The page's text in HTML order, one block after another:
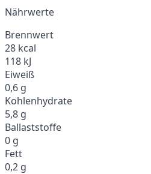
Nährwerte
Brennwert
28 kcal
118 kJ
Eiweiß
0,6 g
Kohlenhydrate
5,8 g
Ballaststoffe
0 g
Fett
0,2 g